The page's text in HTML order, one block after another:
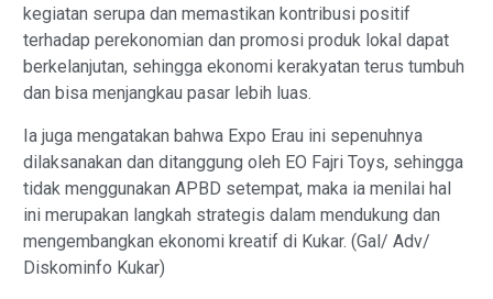
kegiatan serupa dan memastikan kontribusi positif
terhadap perekonomian dan promosi produk lokal dapat
berkelanjutan, sehingga ekonomi kerakyatan terus tumbuh
dan bisa menjangkau pasar lebih luas.
Ia juga mengatakan bahwa Expo Erau ini sepenuhnya
dilaksanakan dan ditanggung oleh EO Fajri Toys, sehingga
tidak menggunakan APBD setempat, maka ia menilai hal
ini merupakan langkah strategis dalam mendukung dan
mengembangkan ekonomi kreatif di Kukar. (Gal/ Adv/
Diskominfo Kukar)